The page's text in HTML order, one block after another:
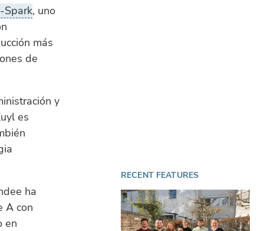
Spark, uno
más
de
y
es
ha
A con
en
RECENT FEATURES